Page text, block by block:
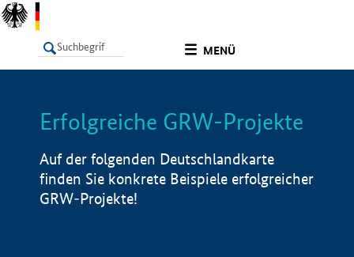
MENÜ
LISTE Info
Erfolgreiche GRW-Projekte
Auf der folgenden Deutschlandkarte
finden Sie konkrete Beispiele erfolgreicher
GRW-Projekte!